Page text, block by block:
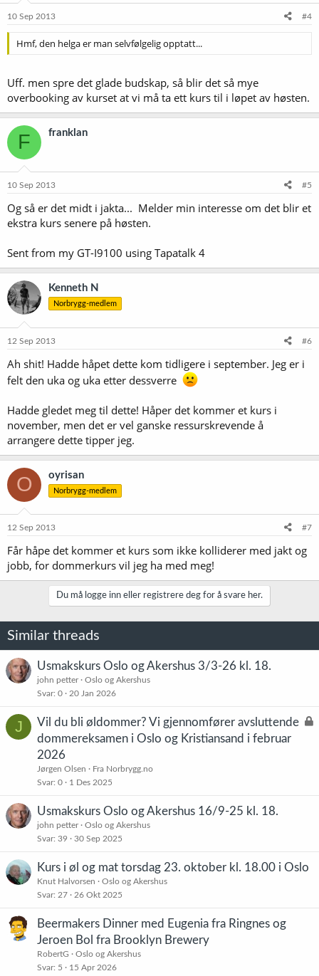
10 Sep 2013 #4
Hmf, den helga er man selvfølgelig opptatt...
Uff. men spre det glade budskap, så blir det så mye
overbooking av kurset at vi må ta ett kurs til i løpet av høsten.
F franklan
10 Sep 2013 #5
Og så er det midt i jakta... Melder min interesse om det blir et
ekstra kurs senere på høsten.
Sent from my GT-I9100 using Tapatalk 4
Kenneth N
Norbrygg-medlem
12 Sep 2013 #6
Ah shit! Hadde håpet dette kom tidligere i september. Jeg er i
felt den uka og uka etter dessverre
Hadde gledet meg til dette! Håper det kommer et kurs i
november, men det er vel ganske ressurskrevende å
arrangere dette tipper jeg.
O oyrisan
Norbrygg-medlem
12 Sep 2013 #7
Får håpe det kommer et kurs som ikke kolliderer med jakt og
jobb, for dommerkurs vil jeg ha med meg!
Du må logge inn eller registrere deg for å svare her.
Similar threads
Usmakskurs Oslo og Akershus 3/3-26 kl. 18.
john petter
Oslo og Akershus
Svar 0 20 Jan 2026
J
L
Vil du bli øldommer? Vi gjennomfører avsluttende
dommereksamen i Oslo og Kristiansand i februar
2026
Jørgen Olsen
Fra Norbrygg.no
Svar 0 1 Des 2025
Usmakskurs Oslo og Akershus 16/9-25 kl. 18.
john petter
Oslo og Akershus
Svar 39 30 Sep 2025
Kurs i øl og mat torsdag 23. oktober kl. 18.00 i Oslo
Knut Halvorsen
Oslo og Akershus
Svar 27 26 Okt 2025
Beermakers Dinner med Eugenia fra Ringnes og
Jeroen Bol fra Brooklyn Brewery
RobertG
Oslo og Akershus
Svar 5 15 Apr 2026